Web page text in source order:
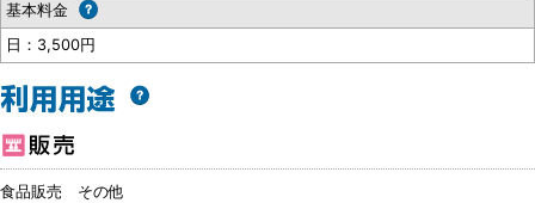
基本料金
日：3,500円
食品販売 その他